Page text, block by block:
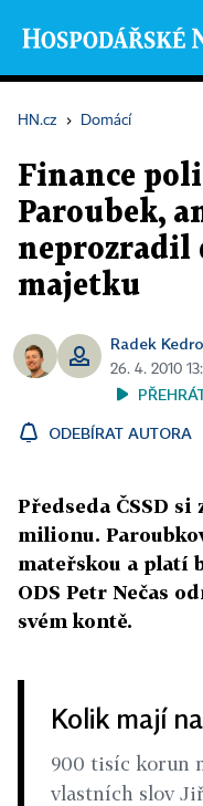
HN.cz › Domácí
Finance
Paroubek,
neprozradil
majetku
Radek
26. 4. 2010
ODEBÍRAT AUTORA
Předseda ČSSD
milionu.
mateřskou a platí
ODS Petr Nečas
svém kontě.
Kolik mají
900 tisíc korun
vlastních slov